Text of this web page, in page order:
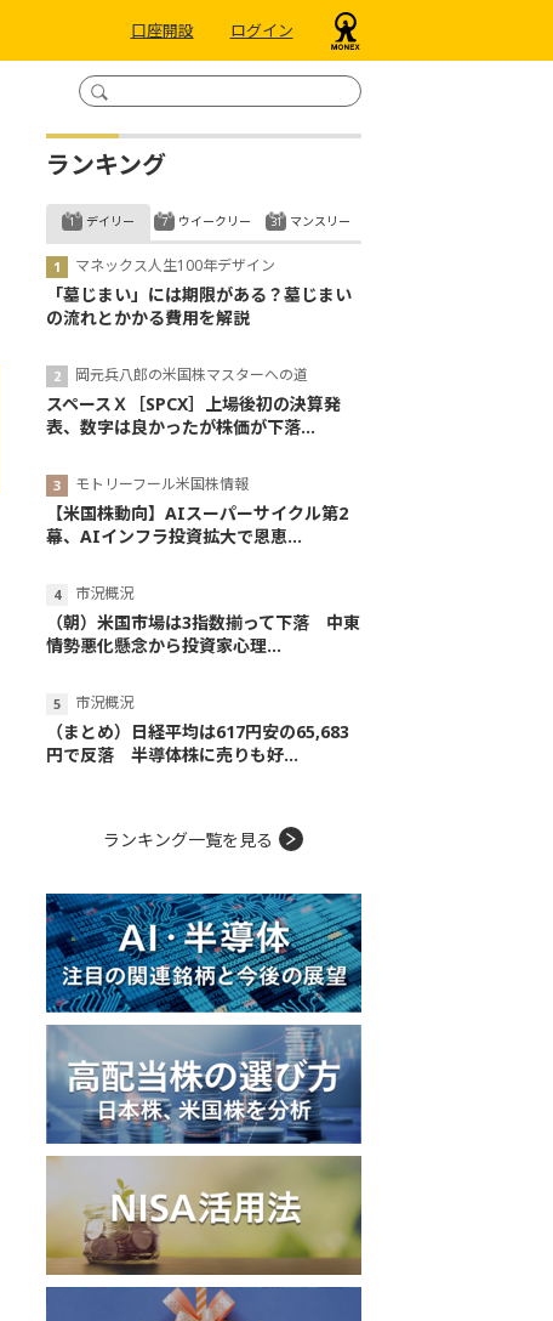
口座開設 ログイン
ランキング
デイリー
マネックス人生100年デザイン
「墓じまい」には期限がある？墓じまい
の流れとかかる費用を解説
岡元兵八郎の米国株マスターへの道
スペースＸ［SPCX］上場後初の決算発
表、数字は良かったが株価が下落...
モトリーフール米国株情報
【米国株動向】AIスーパーサイクル第2
幕、AIインフラ投資拡大で恩恵...
市況概況
（朝）米国市場は3指数揃って下落 中東
情勢悪化懸念から投資家心理...
市況概況
（まとめ）日経平均は617円安の65,683
円で反落 半導体株に売りも好...
ウイークリー マンスリー
ランキング一覧を見る